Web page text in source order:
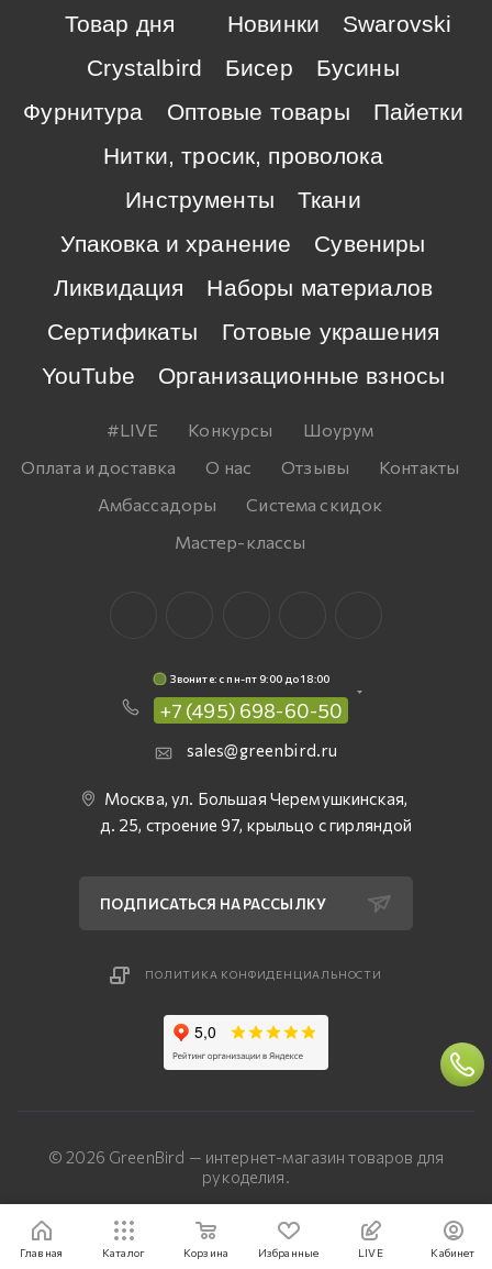
Товар дня Новинки
Swarovski
Crystalbird
Бисер
Бусины
Фурнитура
Оптовые товары
Пайетки
Нитки, тросик, проволока
Инструменты
Ткани
Упаковка и хранение
Сувениры
Ликвидация
Наборы материалов
Сертификаты
Готовые украшения
YouTube
Организационные взносы
#LIVE Конкурсы
Шоурум
Оплата и доставка
О нас Отзывы
Контакты
Амбассадоры
Система скидок
Мастер-классы
Звоните: c пн-пт 9:00 до 18:00
+7 (495) 698-60-50
sales@greenbird.ru
Москва, ул. Большая Черемушкинская,
д. 25, строение 97, крыльцо с гирляндой
ПОДПИСАТЬСЯ НА РАССЫЛКУ
ПОЛИТИКА КОНФИДЕНЦИАЛЬНОСТИ
© 2026 GreenBird — интернет-магазин товаров для
рукоделия.
Разработка сайта — «Четвертый Рим»
Главная Каталог Корзина Избранные LIVE Кабинет